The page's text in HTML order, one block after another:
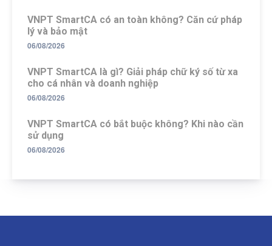
VNPT SmartCA có an toàn không? Căn cứ pháp
lý và bảo mật
06/08/2026
VNPT SmartCA là gì? Giải pháp chữ ký số từ xa
cho cá nhân và doanh nghiệp
06/08/2026
VNPT SmartCA có bắt buộc không? Khi nào cần
sử dụng
06/08/2026